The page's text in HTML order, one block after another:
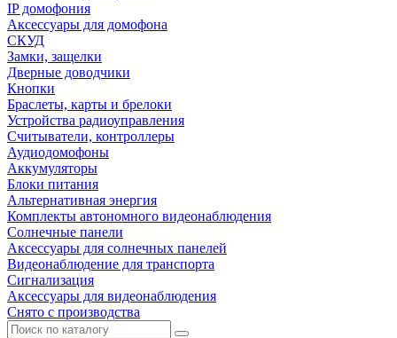
IP домофония
Аксессуары для домофона
СКУД
Замки, защелки
Дверные доводчики
Кнопки
Браслеты, карты и брелоки
Устройства радиоуправления
Считыватели, контроллеры
Аудиодомофоны
Аккумуляторы
Блоки питания
Альтернативная энергия
Комплекты автономного видеонаблюдения
Солнечные панели
Аксессуары для солнечных панелей
Видеонаблюдение для транспорта
Сигнализация
Аксессуары для видеонаблюдения
Снято с производства